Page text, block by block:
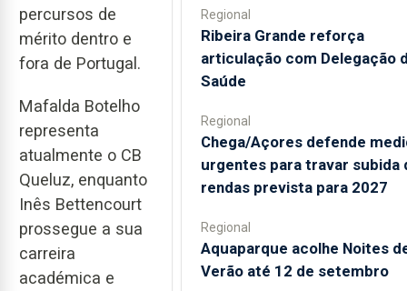
percursos de
mérito dentro e
fora de Portugal.
Mafalda Botelho
representa
atualmente o CB
Queluz, enquanto
Inês Bettencourt
prossegue a sua
carreira
académica e
Regional
Ribeira Grande reforça
articulação com Delegação
Saúde
Regional
Chega/Açores defende
urgentes para travar subida
rendas prevista para 2027
Regional
Aquaparque acolhe Noites
Verão até 12 de setembro